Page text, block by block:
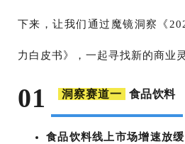
下来，让我们通过魔镜洞察《
力白皮书》，一起寻找新的商业
01 洞察赛道一 食品饮料
食品饮料线上市场增速放